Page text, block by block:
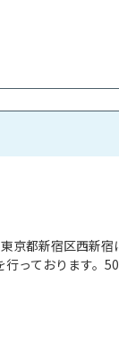
京都新宿区西新
っております。